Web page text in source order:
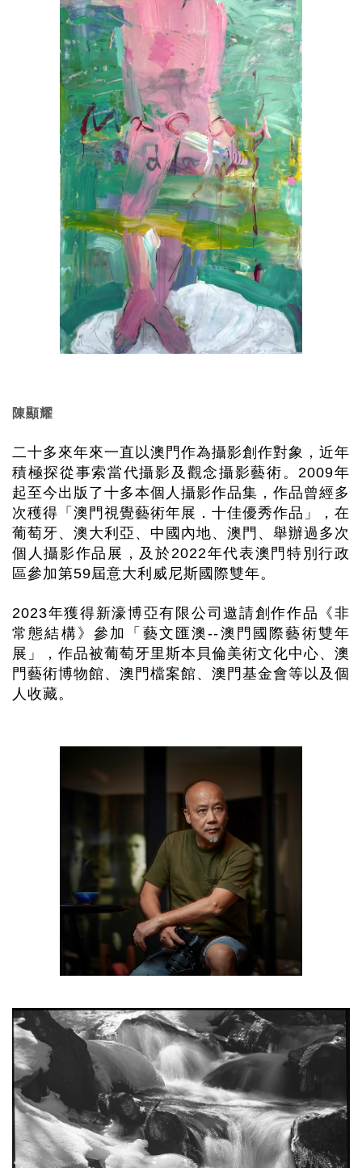
陳顯耀
二十多來年來一直以澳門作為攝影創作對象，近年
積極探從事索當代攝影及觀念攝影藝術。2009年
起至今出版了十多本個人攝影作品集，作品曾經多
次穫得「澳門視覺藝術年展．十佳優秀作品」，在
葡萄牙、澳大利亞、中國內地、澳門、舉辦過多次
個人攝影作品展，及於2022年代表澳門特別行政
區參加第59屆意大利威尼斯國際雙年。
2023年獲得新濠博亞有限公司邀請創作作品《非
常態結構》參加「藝文匯澳--澳門國際藝術雙年
展」，作品被葡萄牙里斯本貝倫美術文化中心、澳
門藝術博物館、澳門檔案館、澳門基金會等以及個
人收藏。